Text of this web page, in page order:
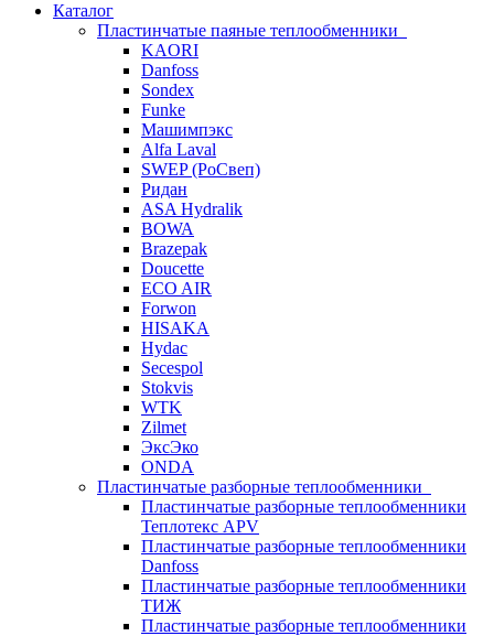
Каталог
Пластинчатые паяные теплообменники
KAORI
Danfoss
Sondex
Funke
Машимпэкс
Alfa Laval
SWEP (РоСвеп)
Ридан
ASA Hydralik
BOWA
Brazepak
Doucette
ECO AIR
Forwon
HISAKA
Hydac
Secespol
Stokvis
WTK
Zilmet
ЭксЭко
ONDA
Пластинчатые разборные теплообменники
Пластинчатые разборные теплообменники
Теплотекс APV
Пластинчатые разборные теплообменники
Danfoss
Пластинчатые разборные теплообменники
ТИЖ
Пластинчатые разборные теплообменники